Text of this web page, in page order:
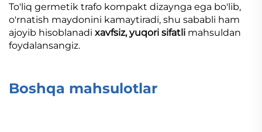
To'liq germetik trafo kompakt dizaynga ega bo'lib,
o'rnatish maydonini kamaytiradi, shu sababli ham
ajoyib hisoblanadi xavfsiz, yuqori sifatli mahsuldan
foydalansangiz.
Boshqa mahsulotlar